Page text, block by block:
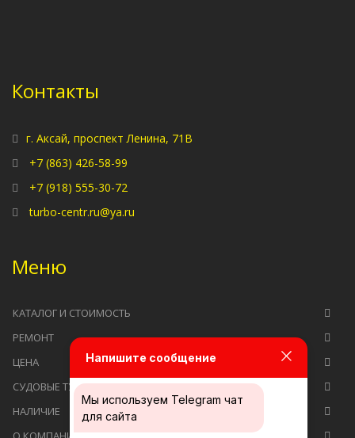
Контакты
г. Аксай, проспект Ленина, 71В
+7 (863) 426-58-99
+7 (918) 555-30-72
turbo-centr.ru@ya.ru
Меню
КАТАЛОГ И СТОИМОСТЬ
РЕМОНТ
ЦЕНА
СУДОВЫЕ ТУРБОКОМПРЕССОРЫ
НАЛИЧИЕ
Напишите сообщение
Мы используем Telegram чат
для сайта